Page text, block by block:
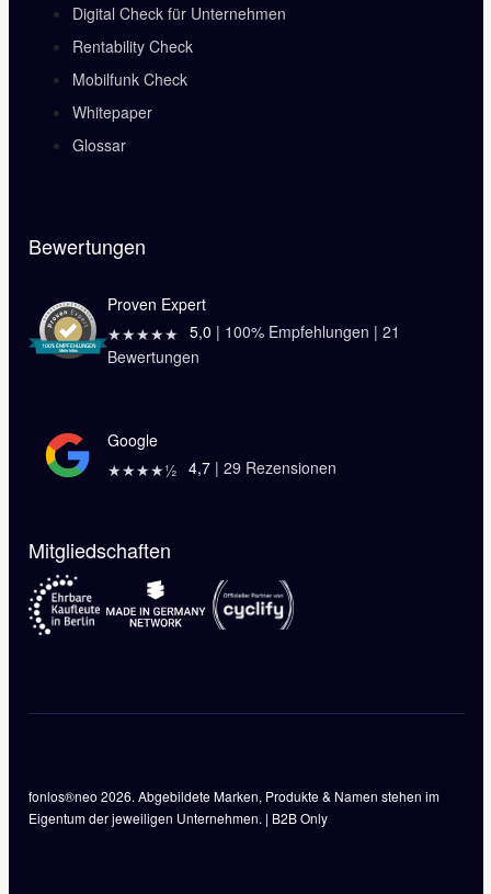
Digital Check für Unternehmen
Rentability Check
Mobilfunk Check
Whitepaper
Glossar
Bewertungen
Proven Expert
★★★★★ 5,0 | 100% Empfehlungen | 21
Bewertungen
Google
★★★★½ 4,7| 29 Rezensionen
Mitgliedschaften
fonlos®neo 2026. Abgebildete Marken, Produkte & Namen stehen im
Eigentum der jeweiligen Unternehmen. | B2B Only